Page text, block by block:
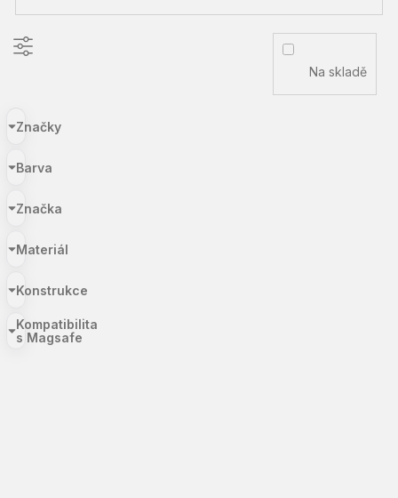
Na skladě
Značky
Barva
Značka
Materiál
Konstrukce
Kompatibilita
s Magsafe